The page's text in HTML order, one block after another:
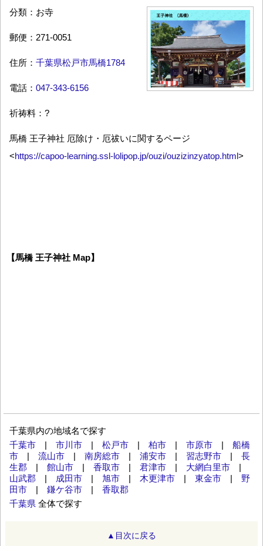
分類：お寺
郵便：271-0051
住所： 千葉県松戸市馬橋1784
電話： 047-343-6156
祈祷料：?
馬橋 王子神社 厄除け・厄祓いに関するページ
<https://capoo-learning.ssl-lolipop.jp/ouzi/ouzizinzyatop.html>
【馬橋 王子神社 Map】
千葉県内の地域名で探す
千葉市
市川市 松戸市 柏市 市原市
船橋
市
流山市 南房総市 浦安市 習志野市
長
生郡
館山市 香取市 君津市 大網白里市
山武郡
成田市 旭市 木更津市 東金市
野
田市
鎌ケ谷市
香取郡
千葉県 全体で探す
▲目次に戻る